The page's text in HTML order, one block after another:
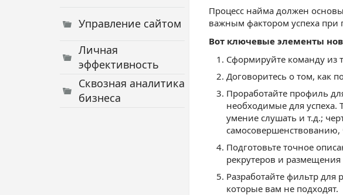
Управление сайтом
Личная
эффективность
Сквозная аналитика
бизнеса
Процесс найма должен
важным фактором успеха при
Вот ключевые элементы
Сформируйте команду из
Договоритесь о том, как
Проработайте профиль
необходимые для успеха.
умение слушать и т.д.;
самосовершенствованию,
Подготовьте точное
рекрутеров и размещения
Разработайте фильтр
которые вам не подходят.